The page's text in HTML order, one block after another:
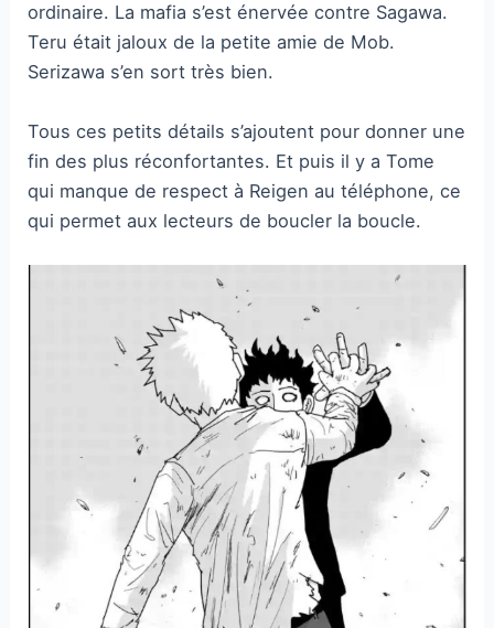
ordinaire. La mafia s’est énervée contre Sagawa.
Teru était jaloux de la petite amie de Mob.
Serizawa s’en sort très bien.
Tous ces petits détails s’ajoutent pour donner une
fin des plus réconfortantes. Et puis il y a Tome
qui manque de respect à Reigen au téléphone, ce
qui permet aux lecteurs de boucler la boucle.